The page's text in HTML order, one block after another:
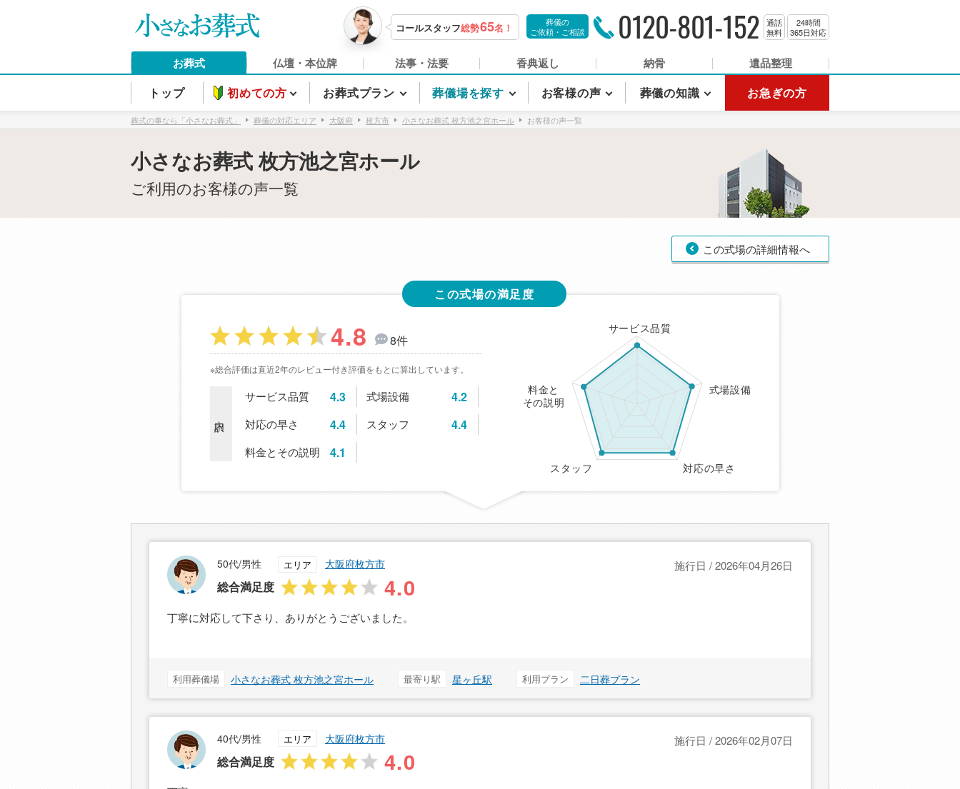
コールスタッフ総勢65名！
葬儀の
ご依頼・ご相談
0120-801-152
通話
無料
24時間
365日対応
お葬式 仏壇・本位牌 法事・法要 香典返し 納骨 遺品整理
トップ 初めての方 お葬式プラン 葬儀場を探す お客様の声 葬儀の知識 お急ぎの方
葬式の事なら「小さなお葬式」 葬儀の対応エリア 大阪府 枚方市 小さなお葬式 枚方池之宮ホール お客様の声一覧
小さなお葬式 枚方池之宮ホール
ご利用のお客様の声一覧
この式場の詳細情報へ
この式場の満足度
4.8 8件
※総合評価は直近2年のレビュー付き評価をもとに算出しています。
サービス品質 4.3 式場設備 4.2
対応の早さ 4.4 スタッフ 4.4
料金とその説明 4.1
サービス品質
式場設備
対応の早さ
スタッフ
料金と
その説明
50代/男性 エリア 大阪府枚方市
総合満足度 4.0
施行日 / 2026年04月26日
丁寧に対応して下さり、ありがとうございました。
利用葬儀場 小さなお葬式 枚方池之宮ホール 最寄り駅 星ヶ丘駅 利用プラン 二日葬プラン
40代/男性 エリア 大阪府枚方市
総合満足度 4.0
施行日 / 2026年02月07日